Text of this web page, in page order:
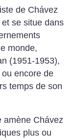
de Chávez
et se situe dans
monde,
(1951-1953),
encore de
temps de son
amène Chávez
plus ou